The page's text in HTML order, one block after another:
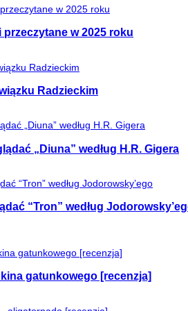
przeczytane w 2025 roku
Radzieckim
„Diuna” według H.R. Gigera
“Tron” według
gatunkowego [recenzja]